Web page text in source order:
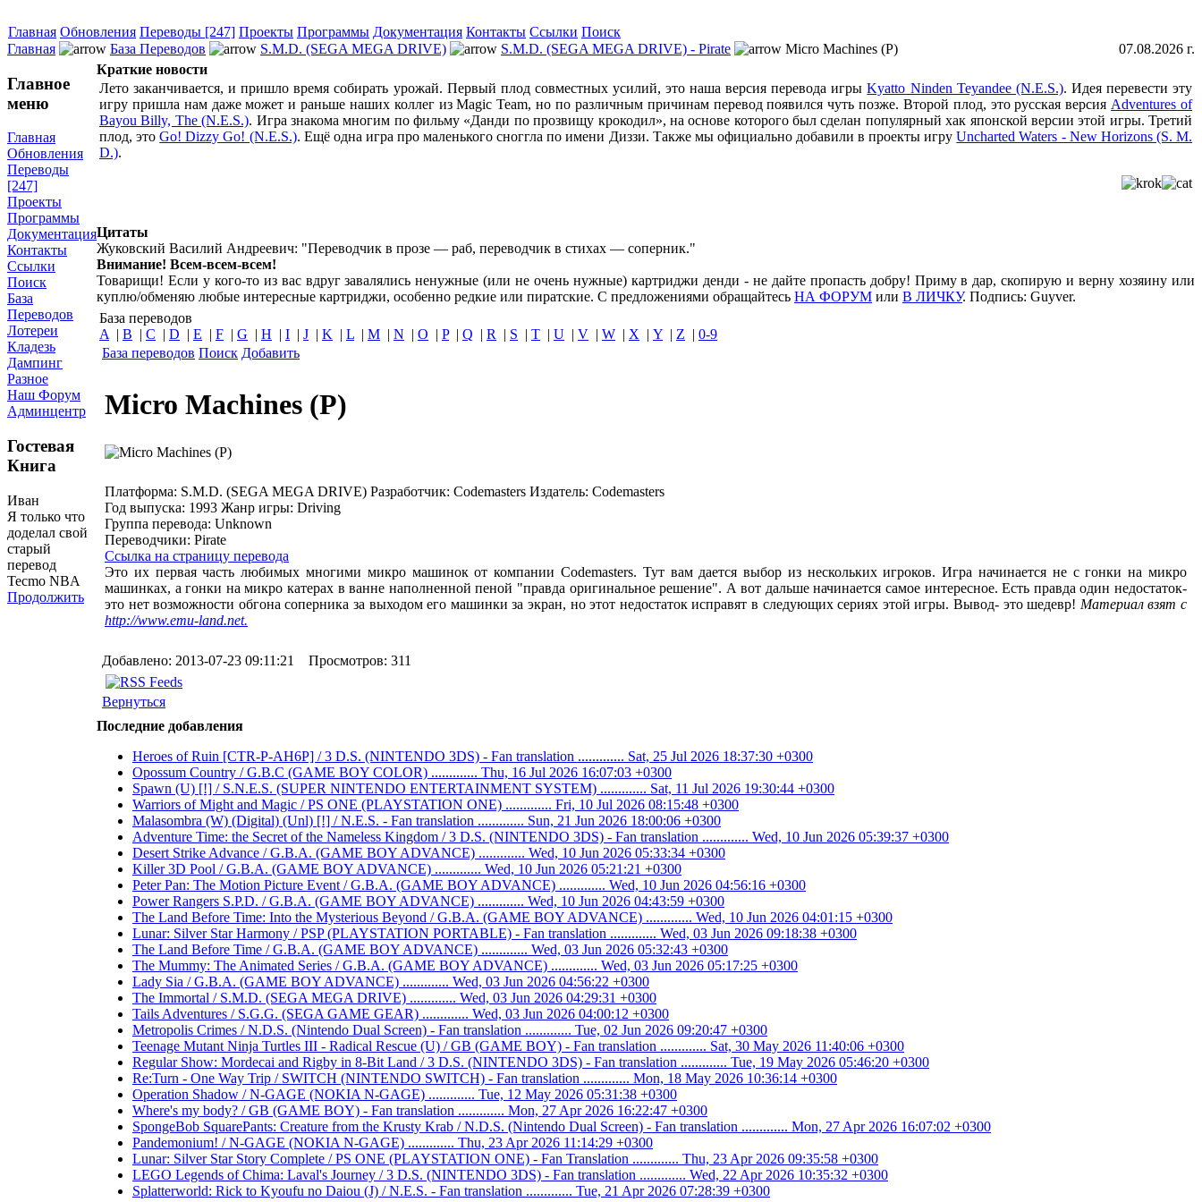
Главная Обновления Переводы [247] Проекты Программы Документация Контакты Ссылки Поиск
Главная
База Переводов S.M.D. (SEGA MEGA DRIVE) S.M.D. (SEGA MEGA DRIVE) - Pirate Micro Machines (P) 07.08.2026 г.
Главное
меню
Главная
Обновления
Переводы
[247]
Проекты
Программы
Документация
Контакты
Ссылки
Поиск
База
Переводов
Лотереи
Кладезь
Дампинг
Разное
Наш Форум
Админцентр
Гостевая
Книга
Иван
Я только что
доделал свой
старый
перевод
Tecmo NBA
Продолжить
Краткие новости
Лето заканчивается, и пришло время собирать урожай. Первый плод совместных усилий, это наша версия перевода игрыKyatto Ninden Teyandee (N.E.S.). Идея перевести эту
игру пришла нам даже может и раньше наших коллег из Magic Team, но по различным причинам перевод появился чуть позже. Второй плод, это русская версия Adventures of
Bayou Billy, The (N.E.S.). Игра знакома многим по фильму «Данди по прозвищу крокодил», на основе которого был сделан популярный хак японской версии этой игры. Третий
плод, этоGo! Dizzy Go! (N.E.S.). Ещё одна игра про маленького сноггла по имени Диззи. Также мы официально добавили в проекты игруUncharted Waters - New Horizons (S. M.
D.).
Цитаты
Жуковский Василий Андреевич: "Переводчик в прозе — раб, переводчик в стихах — соперник."
Внимание! Всем-всем-всем!
Товарищи! Если у кого-то из вас вдруг завалялись ненужные (или не очень нужные) картриджи денди - не дайте пропасть добру! Приму в дар, скопирую и верну хозяину или
куплю/обменяю любые интересные картриджи, особенно редкие или пиратские. С предложениями обращайтесь НА ФОРУМ или В ЛИЧКУ. Подпись: Guyver.
База переводов
A | B | C | D | E | F | G | H | I | J | K | L | M | N | O | P| Q | R | S | T | U | V | W | X | Y | Z | 0-9
База переводов Поиск Добавить
Micro Machines (P)
Платформа: S.M.D. (SEGA MEGA DRIVE) Разработчик: Codemasters Издатель: Codemasters
Год выпуска: 1993 Жанр игры: Driving
Группа перевода: Unknown
Переводчики: Pirate
Ссылка на страницу перевода
Это их первая часть любимых многими микро машинок от компании Codemasters. Тут вам дается выбор из нескольких игроков. Игра начинается не с гонки на микро
машинках, а гонки на микро катерах в ванне наполненной пеной "правда оригинальное решение". А вот дальше начинается самое интересное. Есть правда один недостаток-
это нет возможности обгона соперника за выходом его машинки за экран, но этот недостаток исправят в следующих сериях этой игры. Вывод- это шедевр! Материал взят с
http://www.emu-land.net.
Добавлено: 2013-07-23 09:11:21 Просмотров: 311
Вернуться
Последние добавления
Heroes of Ruin [CTR-P-AH6P] / 3 D.S. (NINTENDO 3DS) - Fan translation ............. Sat, 25 Jul 2026 18:37:30 +0300
Opossum Country / G.B.C (GAME BOY COLOR) ............. Thu, 16 Jul 2026 16:07:03 +0300
Spawn (U) [!] / S.N.E.S. (SUPER NINTENDO ENTERTAINMENT SYSTEM) ............. Sat, 11 Jul 2026 19:30:44 +0300
Warriors of Might and Magic / PS ONE (PLAYSTATION ONE) ............. Fri, 10 Jul 2026 08:15:48 +0300
Malasombra (W) (Digital) (Unl) [!] / N.E.S. - Fan translation ............. Sun, 21 Jun 2026 18:00:06 +0300
Adventure Time: the Secret of the Nameless Kingdom / 3 D.S. (NINTENDO 3DS) - Fan translation ............. Wed, 10 Jun 2026 05:39:37 +0300
Desert Strike Advance / G.B.A. (GAME BOY ADVANCE) ............. Wed, 10 Jun 2026 05:33:34 +0300
Killer 3D Pool / G.B.A. (GAME BOY ADVANCE) ............. Wed, 10 Jun 2026 05:21:21 +0300
Peter Pan: The Motion Picture Event / G.B.A. (GAME BOY ADVANCE) ............. Wed, 10 Jun 2026 04:56:16 +0300
Power Rangers S.P.D. / G.B.A. (GAME BOY ADVANCE) ............. Wed, 10 Jun 2026 04:43:59 +0300
The Land Before Time: Into the Mysterious Beyond / G.B.A. (GAME BOY ADVANCE) ............. Wed, 10 Jun 2026 04:01:15 +0300
Lunar: Silver Star Harmony / PSP (PLAYSTATION PORTABLE) - Fan translation ............. Wed, 03 Jun 2026 09:18:38 +0300
The Land Before Time / G.B.A. (GAME BOY ADVANCE) ............. Wed, 03 Jun 2026 05:32:43 +0300
The Mummy: The Animated Series / G.B.A. (GAME BOY ADVANCE) ............. Wed, 03 Jun 2026 05:17:25 +0300
Lady Sia / G.B.A. (GAME BOY ADVANCE) ............. Wed, 03 Jun 2026 04:56:22 +0300
The Immortal / S.M.D. (SEGA MEGA DRIVE) ............. Wed, 03 Jun 2026 04:29:31 +0300
Tails Adventures / S.G.G. (SEGA GAME GEAR) ............. Wed, 03 Jun 2026 04:00:12 +0300
Metropolis Crimes / N.D.S. (Nintendo Dual Screen) - Fan translation ............. Tue, 02 Jun 2026 09:20:47 +0300
Teenage Mutant Ninja Turtles III - Radical Rescue (U) / GB (GAME BOY) - Fan translation ............. Sat, 30 May 2026 11:40:06 +0300
Regular Show: Mordecai and Rigby in 8-Bit Land / 3 D.S. (NINTENDO 3DS) - Fan translation ............. Tue, 19 May 2026 05:46:20 +0300
Re:Turn - One Way Trip / SWITCH (NINTENDO SWITCH) - Fan translation ............. Mon, 18 May 2026 10:36:14 +0300
Operation Shadow / N-GAGE (NOKIA N-GAGE) ............. Tue, 12 May 2026 05:31:38 +0300
Where's my body? / GB (GAME BOY) - Fan translation ............. Mon, 27 Apr 2026 16:22:47 +0300
SpongeBob SquarePants: Creature from the Krusty Krab / N.D.S. (Nintendo Dual Screen) - Fan translation ............. Mon, 27 Apr 2026 16:07:02 +0300
Pandemonium! / N-GAGE (NOKIA N-GAGE) ............. Thu, 23 Apr 2026 11:14:29 +0300
Lunar: Silver Star Story Complete / PS ONE (PLAYSTATION ONE) - Fan Translation ............. Thu, 23 Apr 2026 09:35:58 +0300
LEGO Legends of Chima: Laval's Journey / 3 D.S. (NINTENDO 3DS) - Fan translation ............. Wed, 22 Apr 2026 10:35:32 +0300
Splatterworld: Rick to Kyoufu no Daiou (J) / N.E.S. - Fan translation ............. Tue, 21 Apr 2026 07:28:39 +0300